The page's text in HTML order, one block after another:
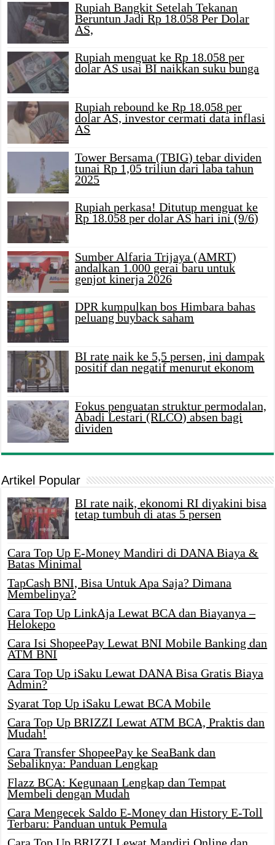
Rupiah Bangkit Setelah Tekanan
Beruntun Jadi Rp 18.058 Per Dolar
AS,
Rupiah menguat ke Rp 18.058 per
dolar AS usai BI naikkan suku bunga
Rupiah rebound ke Rp 18.058 per
dolar AS, investor cermati data inflasi
AS
Tower Bersama (TBIG) tebar dividen
tunai Rp 1,05 triliun dari laba tahun
2025
Rupiah perkasa! Ditutup menguat ke
Rp 18.058 per dolar AS hari ini (9/6)
Sumber Alfaria Trijaya (AMRT)
andalkan 1.000 gerai baru untuk
genjot kinerja 2026
DPR kumpulkan bos Himbara bahas
peluang buyback saham
BI rate naik ke 5,5 persen, ini dampak
positif dan negatif menurut ekonom
Fokus penguatan struktur permodalan,
Abadi Lestari (RLCO) absen bagi
dividen
Artikel Popular
BI rate naik, ekonomi RI diyakini bisa
tetap tumbuh di atas 5 persen
Cara Top Up E-Money Mandiri di DANA Biaya &
Batas Minimal
TapCash BNI, Bisa Untuk Apa Saja? Dimana
Membelinya?
Cara Top Up LinkAja Lewat BCA dan Biayanya –
Helokepo
Cara Isi ShopeePay Lewat BNI Mobile Banking dan
ATM BNI
Cara Top Up iSaku Lewat DANA Bisa Gratis Biaya
Admin?
Syarat Top Up iSaku Lewat BCA Mobile
Cara Top Up BRIZZI Lewat ATM BCA, Praktis dan
Mudah!
Cara Transfer ShopeePay ke SeaBank dan
Sebaliknya: Panduan Lengkap
Flazz BCA: Kegunaan Lengkap dan Tempat
Membeli dengan Mudah
Cara Mengecek Saldo E-Money dan History E-Toll
Terbaru: Panduan untuk Pemula